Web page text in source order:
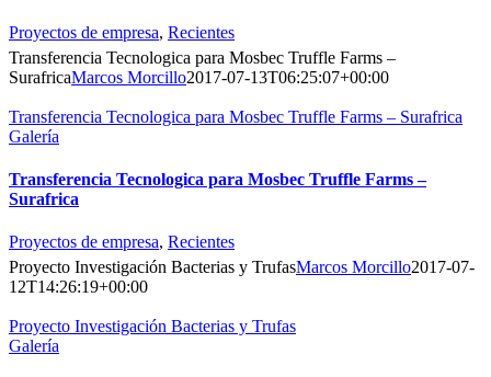
Proyectos de empresa, Recientes
Transferencia Tecnologica para Mosbec Truffle Farms –
SurafricaMarcos Morcillo2017-07-13T06:25:07+00:00
Transferencia Tecnologica para Mosbec Truffle Farms – Surafrica
Galería
Transferencia Tecnologica para Mosbec Truffle Farms –
Surafrica
Proyectos de empresa, Recientes
Proyecto Investigación Bacterias y TrufasMarcos Morcillo2017-07-
12T14:26:19+00:00
Proyecto Investigación Bacterias y Trufas
Galería